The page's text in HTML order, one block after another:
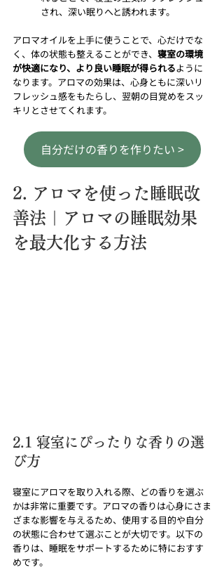
され、深い眠りへと誘われます。
アロマオイルを上手に使うことで、心だけでな
く、体の状態も整えることができ、 寝室の環境
が快適になり、より良い睡眠が得られるように
なります。アロマの効果は、心身ともに深いリ
フレッシュ感をもたらし、翌朝の目覚めをスッ
キリとさせてくれます。
自分だけの香りを作りたい >
2. アロマを使った睡眠改
善法｜アロマの睡眠効果
を最大化する方法
2.1 寝室にぴったりな香りの選
び方
寝室にアロマを取り入れる際、どの香りを選ぶ
かは非常に重要です。アロマの香りは心身にさま
ざまな影響を与えるため、使用する目的や自分
の状態に合わせて選ぶことが大切です。以下の
香りは、睡眠をサポートするために特におすす
めです。